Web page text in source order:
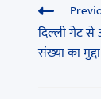
दिल्ली गेट
संख्या का मुद्दा